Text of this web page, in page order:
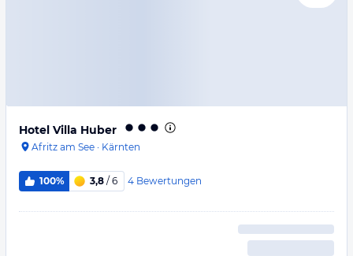
Hotel Villa Huber
Afritz am See · Kärnten
100% 3,8 / 6 4 Bewertungen